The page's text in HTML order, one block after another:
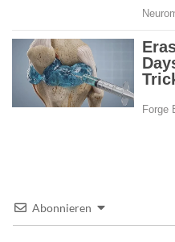
Abonnieren